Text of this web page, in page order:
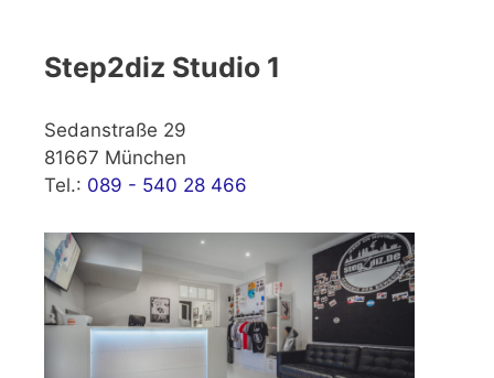
Step2diz Studio 1
Sedanstraße 29
81667 München
Tel.: 089 - 540 28 466